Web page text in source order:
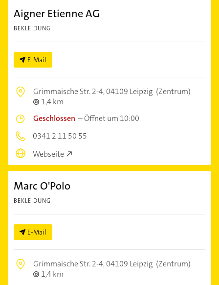
Aigner Etienne AG
BEKLEIDUNG
E-Mail
Grimmaische Str. 2-4,04109 Leipzig (Zentrum)
1,4 km
Geschlossen –Öffnet um 10:00
0341 2 11 50 55
Webseite
Marc O'Polo
BEKLEIDUNG
E-Mail
Grimmaische Str. 2-4,04109 Leipzig (Zentrum)
1,4 km